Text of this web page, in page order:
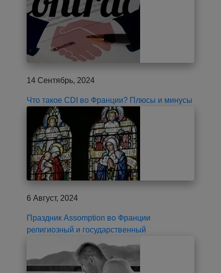
14 Сентябрь, 2024
Что такое CDI во Франции? Плюсы и минусы
6 Август, 2024
Праздник Assomption во Франции
религиозный и государственный